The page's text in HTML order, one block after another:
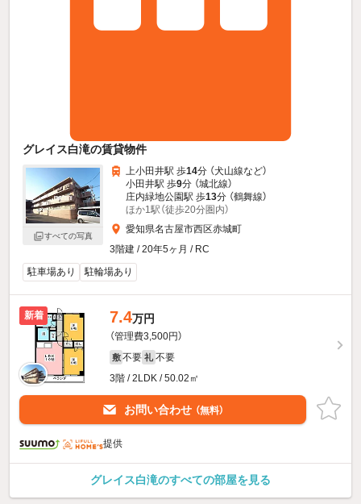
グレイス白滝の賃貸物件
すべての写真
上小田井駅 歩14分 （犬山線など）
小田井駅 歩9分 （城北線）
庄内緑地公園駅 歩13分 （鶴舞線）
ほか1駅（徒歩20分圏内）
愛知県名古屋市西区赤城町
3階建 / 20年5ヶ月 / RC
駐車場あり
駐輪場あり
新着 7.4万円
（管理費3,500円）
敷 不要 礼 不要
3階 / 2LDK / 50.02㎡
お問い合わせ （無料）
提供
グレイス白滝のすべての部屋を見る